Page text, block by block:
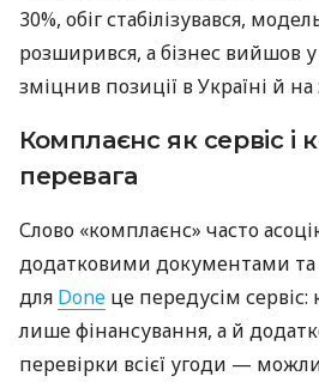
30%, обіг стабілізувався,
розширився, а бізнес вийшов у
зміцнив позиції в Україні й
Комплаєнс як сервіс і
перевага
Слово «комплаєнс» часто
додатковими документами
для Done це передусім
лише фінансування, а й
перевірки всієї угоди —